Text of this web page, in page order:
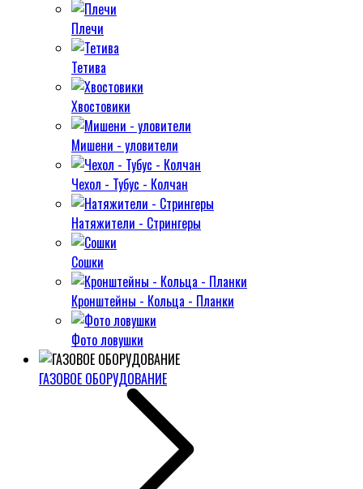
Плечи
Тетива
Хвостовики
Мишени - уловители
Чехол - Тубус - Колчан
Натяжители - Стрингеры
Сошки
Кронштейны - Кольца - Планки
Фото ловушки
ГАЗОВОЕ ОБОРУДОВАНИЕ